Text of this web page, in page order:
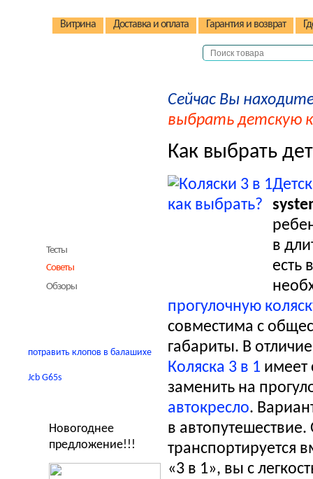
Витрина Доставка и оплата Гарантия и возврат
Сейчас Вы
выбрать детскую
Как выбрать
в
есть
прогулочную
совместима с
габариты. В
Коляска 3 в 1 имеет
заменить на
автокресло.
в
транспортируется
«3 в 1», вы с
Тесты
Советы
Обзоры
потравить клопов в балашихе
Jcb G65s
Новогоднее
предложение!!!